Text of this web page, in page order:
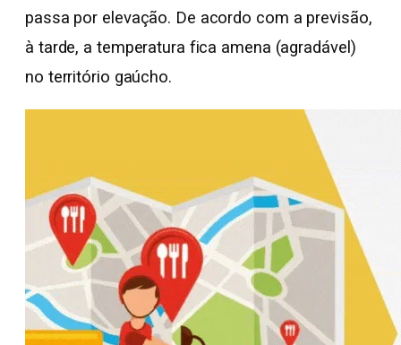
passa por elevação. De acordo com a previsão,
à tarde, a temperatura fica amena (agradável)
no território gaúcho.